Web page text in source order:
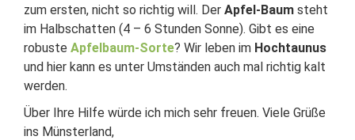
zum ersten, nicht so richtig will. Der Apfel-Baum steht
im Halbschatten (4 – 6 Stunden Sonne). Gibt es eine
robuste Apfelbaum-Sorte? Wir leben im Hochtaunus
und hier kann es unter Umständen auch mal richtig kalt
werden.
Über Ihre Hilfe würde ich mich sehr freuen. Viele Grüße
ins Münsterland,